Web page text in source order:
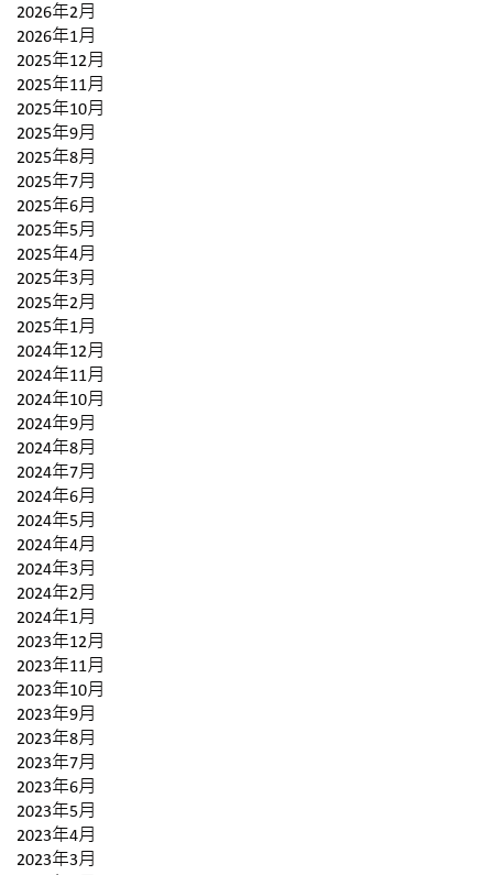
2026年2月
2026年1月
2025年12月
2025年11月
2025年10月
2025年9月
2025年8月
2025年7月
2025年6月
2025年5月
2025年4月
2025年3月
2025年2月
2025年1月
2024年12月
2024年11月
2024年10月
2024年9月
2024年8月
2024年7月
2024年6月
2024年5月
2024年4月
2024年3月
2024年2月
2024年1月
2023年12月
2023年11月
2023年10月
2023年9月
2023年8月
2023年7月
2023年6月
2023年5月
2023年4月
2023年3月